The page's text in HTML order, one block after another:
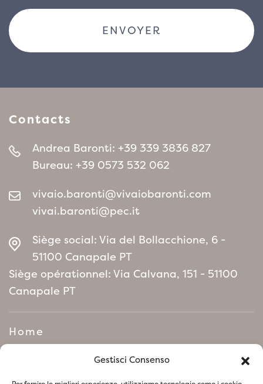
Gestisci Consenso
parfait pour les jardins côtiers ou les régions
au climat chaud et sec. Bien que résistant au
froid modéré, il est conseillé de le protéger
pot, afin de pouvoir l’abriter facilement
résistance aux conditions environnementales
difficiles et sa capacité à ajouter une touche
lumineuse et dynamique au paysage, le
pour ceux qui recherchent une plante
décorative et facile d’entretien, capable
Contacts
Andrea Baronti: +39 339 3836 827
Bureau: +39 0573 532 062
vivaio.baronti@vivaiobaronti.com
vivai.baronti@pec.it
Siège social: Via del Bollacchione, 6 -
51100 Canapale PT
Siège opérationnel: Via Calvana, 151 - 51100
Canapale PT
Home
Manifeste de politique